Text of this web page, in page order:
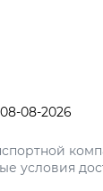
08-08-2026
условия